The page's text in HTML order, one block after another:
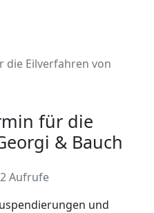
die Eilverfahren von
für die
& Bauch
Aufrufe
und